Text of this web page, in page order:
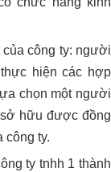
công ty: người
hiện các hợp
chọn một người
hữu được đồng
công ty.
ty tnhh 1 thành